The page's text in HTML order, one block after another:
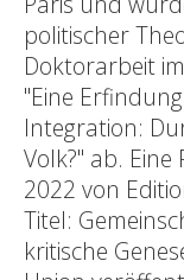
politischer
Doktorarbeit
"Eine
Integration:
Volk?" ab.
2022 von
Titel:
kritische